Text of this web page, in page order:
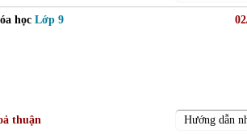
học Lớp 9
thuận Hướng dẫn